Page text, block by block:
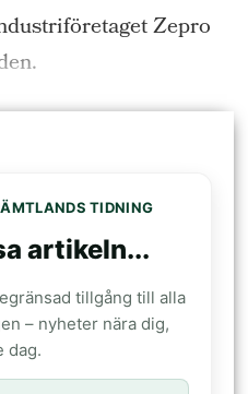
Zepro
TIDNING
artikeln...
tillgång till alla
– nyheter nära dig,
dag.